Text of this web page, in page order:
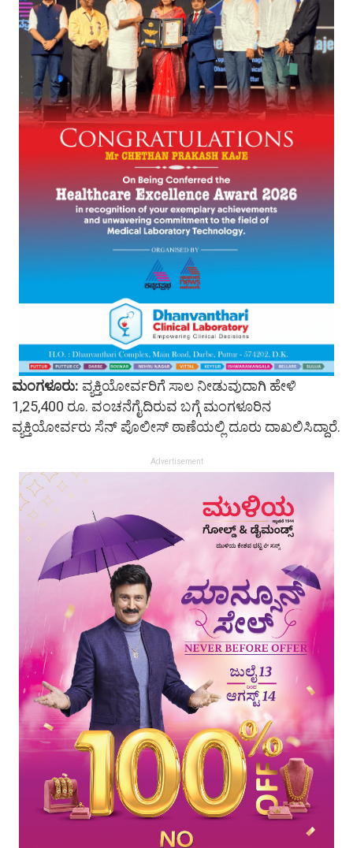
ಮಂಗಳೂರು: ವ್ಯಕ್ತಿಯೋರ್ವರಿಗೆ ಸಾಲ ನೀಡುವುದಾಗಿ ಹೇಳಿ
1,25,400 ರೂ. ವಂಚನೆಗೈದಿರುವ ಬಗ್ಗೆ ಮಂಗಳೂರಿನ
ವ್ಯಕ್ತಿಯೋರ್ವರು ಸೆನ್ ಪೊಲೀಸ್ ಠಾಣೆಯಲ್ಲಿ ದೂರು ದಾಖಲಿಸಿದ್ದಾರೆ.
Advertisement